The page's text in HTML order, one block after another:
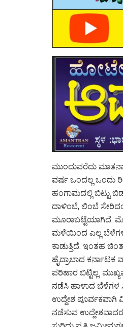
ಮುಂದುವರೆದು
ವರ್ಷ ಒಂದಲ್ಲ ಒಂದು
ಹಂಗಾಮದಲ್ಲಿ ಬಿಟ್ಟು
ದಾಳಿಂಬೆ, ಲಿಂಬೆ
ಮೂರಾಬಟ್ಟೆಯಾಗಿದೆ.
ಮಳೆಯಿಂದ ಎಲ್ಲ ಬೆಳೆಗಳು
ಕಾಡುತ್ತಿದೆ. ಇಂತಹ
ಹೈದ್ರಾಬಾದ
ಪರಿಹಾರ ಬಿಟ್ಟಿಲ್ಲ.
ನಡೆಸಿ ಹಾಳಾದ ಬೆಳೆಗಳ
ಉದ್ದೇಶ ಪೂರ್ವಕವಾಗಿ
ನಡೆಸುವ